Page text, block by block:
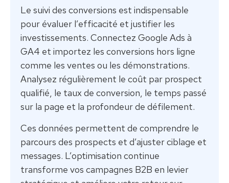
Le suivi des conversions est indispensable
pour évaluer l’efficacité et justifier les
investissements. Connectez Google Ads à
GA4 et importez les conversions hors ligne
comme les ventes ou les démonstrations.
Analysez régulièrement le coût par prospect
qualifié, le taux de conversion, le temps passé
sur la page et la profondeur de défilement.
Ces données permettent de comprendre le
parcours des prospects et d’ajuster ciblage et
messages. L’optimisation continue
transforme vos campagnes B2B en levier